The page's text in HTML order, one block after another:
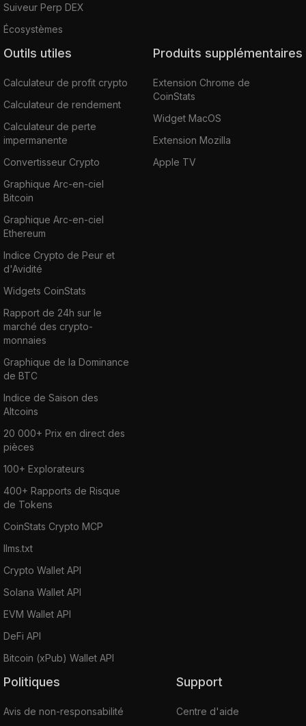
Suiveur Perp DEX
Écosystèmes
Outils utiles
Calculateur de profit crypto
Calculateur de rendement
Calculateur de perte
impermanente
Convertisseur Crypto
Graphique Arc-en-ciel
Bitcoin
Graphique Arc-en-ciel
Ethereum
Indice Crypto de Peur et
d'Avidité
Widgets CoinStats
Rapport de 24h sur le
marché des crypto-
monnaies
Graphique de la Dominance
de BTC
Indice de Saison des
Altcoins
20 000+ Prix en direct des
pièces
100+ Explorateurs
400+ Rapports de Risque
de Tokens
CoinStats Crypto MCP
llms.txt
Crypto Wallet API
Solana Wallet API
EVM Wallet API
DeFi API
Bitcoin (xPub) Wallet API
Produits supplémentaires
Extension Chrome de
CoinStats
Widget MacOS
Extension Mozilla
Apple TV
Politiques
Avis de non-responsabilité
Support
Centre d'aide